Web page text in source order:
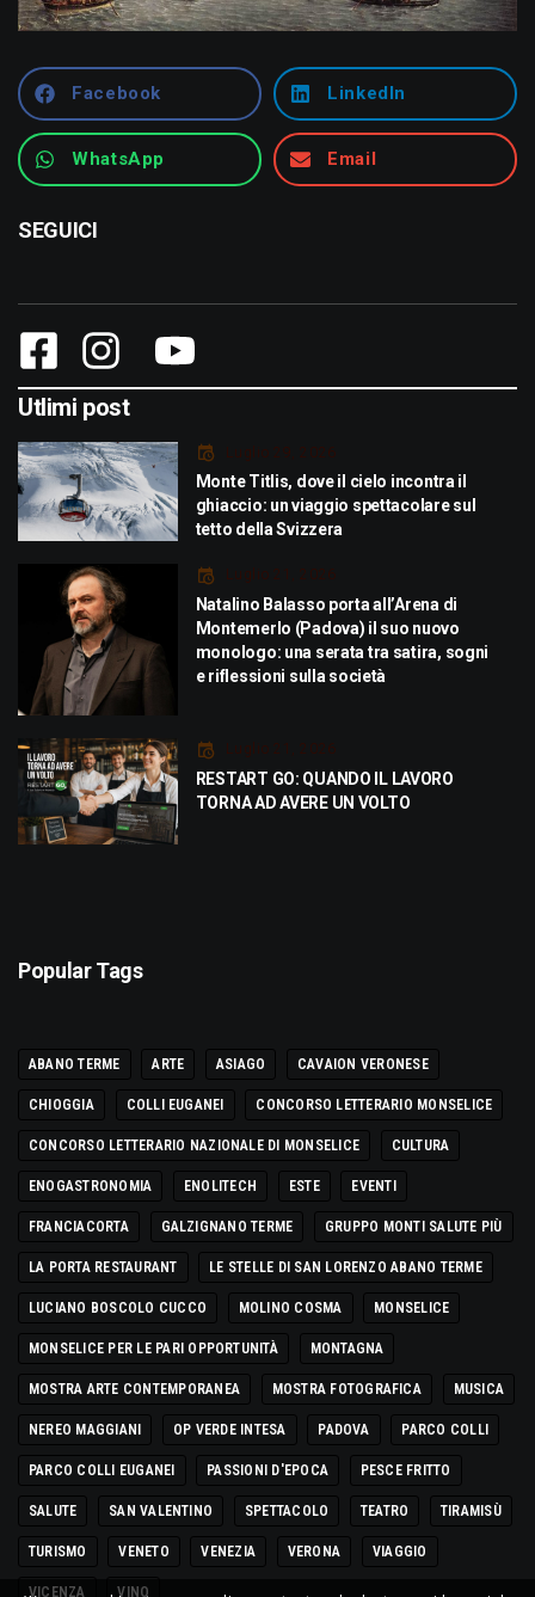
Facebook LinkedIn
WhatsApp Email
SEGUICI
Utlimi post
Luglio 29, 2026
Monte Titlis, dove il cielo incontra il
ghiaccio: un viaggio spettacolare sul
tetto della Svizzera
Luglio 21, 2026
Natalino Balasso porta all’Arena di
Montemerlo (Padova) il suo nuovo
monologo: una serata tra satira, sogni
e riflessioni sulla società
Luglio 21, 2026
RESTART GO: QUANDO IL LAVORO
TORNA AD AVERE UN VOLTO
Popular Tags
ABANO TERME ARTE ASIAGO CAVAION VERONESE
CHIOGGIA COLLI EUGANEI CONCORSO LETTERARIO MONSELICE
CONCORSO LETTERARIO NAZIONALE DI MONSELICE CULTURA
ENOGASTRONOMIA ENOLITECH ESTE EVENTI
FRANCIACORTA GALZIGNANO TERME GRUPPO MONTI SALUTE PIÙ
LA PORTA RESTAURANT LE STELLE DI SAN LORENZO ABANO TERME
LUCIANO BOSCOLO CUCCO MOLINO COSMA MONSELICE
MONSELICE PER LE PARI OPPORTUNITÀ MONTAGNA
MOSTRA ARTE CONTEMPORANEA MOSTRA FOTOGRAFICA MUSICA
NEREO MAGGIANI OP VERDE INTESA PADOVA PARCO COLLI
PARCO COLLI EUGANEI PASSIONI D'EPOCA PESCE FRITTO
SALUTE SAN VALENTINO SPETTACOLO TEATRO TIRAMISÙ
TURISMO VENETO VENEZIA VERONA VIAGGIO
VICENZA VINO